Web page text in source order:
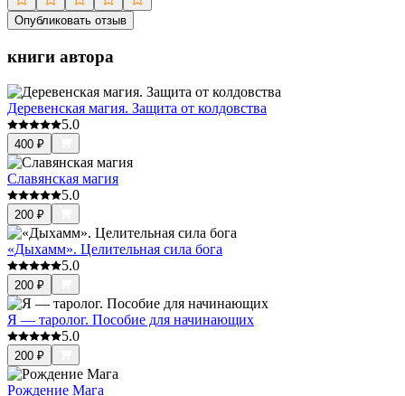
Опубликовать отзыв
книги автора
Деревенская магия. Защита от колдовства
5.0
400 ₽
Славянская магия
5.0
200 ₽
«Дыхамм». Целительная сила бога
5.0
200 ₽
Я — таролог. Пособие для начинающих
5.0
200 ₽
Рождение Мага